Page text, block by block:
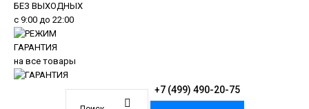
БЕЗ ВЫХОДНЫХ
с 9:00 до 22:00
ГАРАНТИЯ
на все товары
+7 (499) 490-20-75